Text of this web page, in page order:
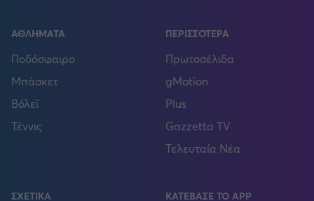
ΑΘΛΗΜΑΤΑ
Ποδόσφαιρο
Μπάσκετ
Βόλεϊ
Τέννις
ΠΕΡΙΣΣΟΤΕΡΑ
Πρωτοσέλιδα
gMotion
Plus
Gazzetta TV
Τελευταία Νέα
ΣΧΕΤΙΚΑ ΚΑΤΕΒΑΣΕ ΤΟ APP